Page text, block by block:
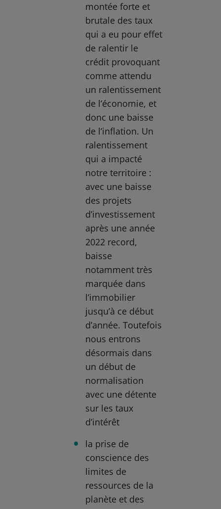
montée forte et
brutale des taux
qui a eu pour effet
de ralentir le
crédit provoquant
comme attendu
un ralentissement
de l’économie, et
donc une baisse
de l’inflation. Un
ralentissement
qui a impacté
notre territoire :
avec une baisse
des projets
d’investissement
après une année
2022 record,
baisse
notamment très
marquée dans
l’immobilier
jusqu’à ce début
d’année. Toutefois
nous entrons
désormais dans
un début de
normalisation
avec une détente
sur les taux
d’intérêt
la prise de
conscience des
limites de
ressources de la
planète et des